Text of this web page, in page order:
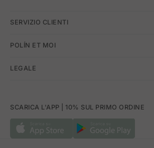
SERVIZIO CLIENTI
POLÍN ET MOI
LEGALE
SCARICA L'APP | 10% SUL PRIMO ORDINE